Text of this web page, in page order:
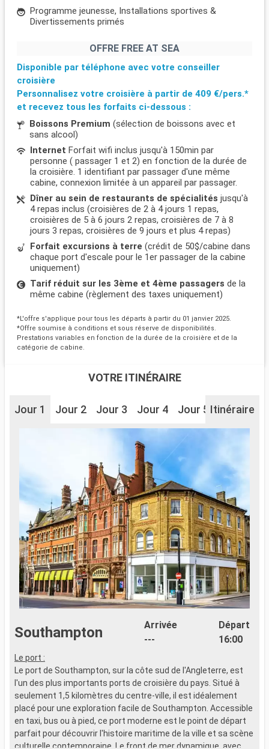
Programme jeunesse, Installations sportives &
Divertissements primés
OFFRE FREE AT SEA
Disponible par téléphone avec votre conseiller
croisière
Personnalisez votre croisière à partir de 409 €/pers.*
et recevez tous les forfaits ci-dessous :
Boissons Premium (sélection de boissons avec et
sans alcool)
Internet Forfait wifi inclus jusqu'à 150min par
personne ( passager 1 et 2) en fonction de la durée de
la croisière. 1 identifiant par passager d'une même
cabine, connexion limitée à un appareil par passager.
Dîner au sein de restaurants de spécialités jusqu'à
4 repas inclus (croisières de 2 à 4 jours 1 repas,
croisières de 5 à 6 jours 2 repas, croisières de 7 à 8
jours 3 repas, croisières de 9 jours et plus 4 repas)
Forfait excursions à terre (crédit de 50$/cabine dans
chaque port d'escale pour le 1er passager de la cabine
uniquement)
Tarif réduit sur les 3ème et 4ème passagers de la
même cabine (règlement des taxes uniquement)
*L'offre s'applique pour tous les départs à partir du 01 janvier 2025.
*Offre soumise à conditions et sous réserve de disponibilités.
Prestations variables en fonction de la durée de la croisière et de la
catégorie de cabine.
VOTRE ITINÉRAIRE
Jour 1 Jour 2 Jour 3 Jour 4 Jour 5 Jour 6
Itinéraire
Southampton
Arrivée
---
Départ
16:00
Le port :
Le port de Southampton, sur la côte sud de l'Angleterre, est
l'un des plus importants ports de croisière du pays. Situé à
seulement 1,5 kilomètres du centre-ville, il est idéalement
placé pour une exploration facile de Southampton. Accessible
en taxi, bus ou à pied, ce port moderne est le point de départ
parfait pour découvrir l'histoire maritime de la ville et sa scène
culturelle contemporaine. Le front de mer dynamique, avec